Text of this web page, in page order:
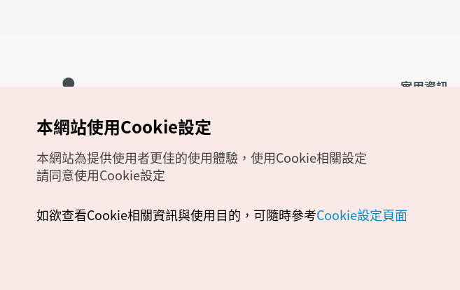
實用資訊
Copyrights (c) 韓國觀光公社版權所有
如有相關疑問或建議，歡迎來信至官方信箱
本網站使用Cookie設定
本網站為提供使用者更佳的使用體驗，使用Cookie相關設定
請同意使用Cookie設定
如欲查看Cookie相關資訊與使用目的，可隨時參考Cookie設定頁面